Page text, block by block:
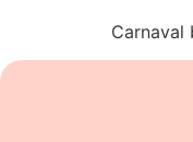
Carnaval